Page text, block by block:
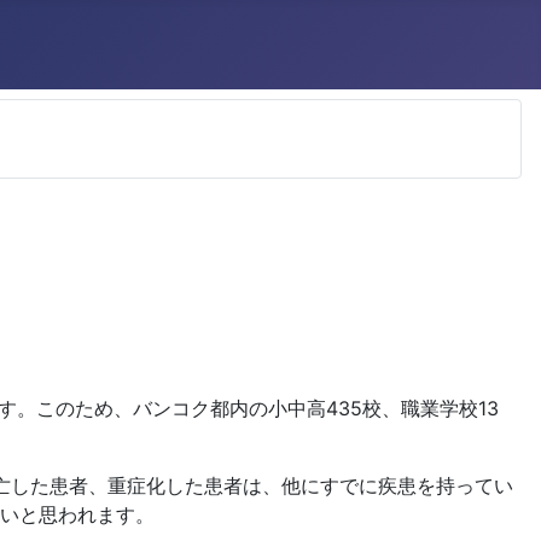
このため、バンコク都内の小中高435校、職業学校13
た患者、重症化した患者は、他にすでに疾患を持ってい
と思われます。